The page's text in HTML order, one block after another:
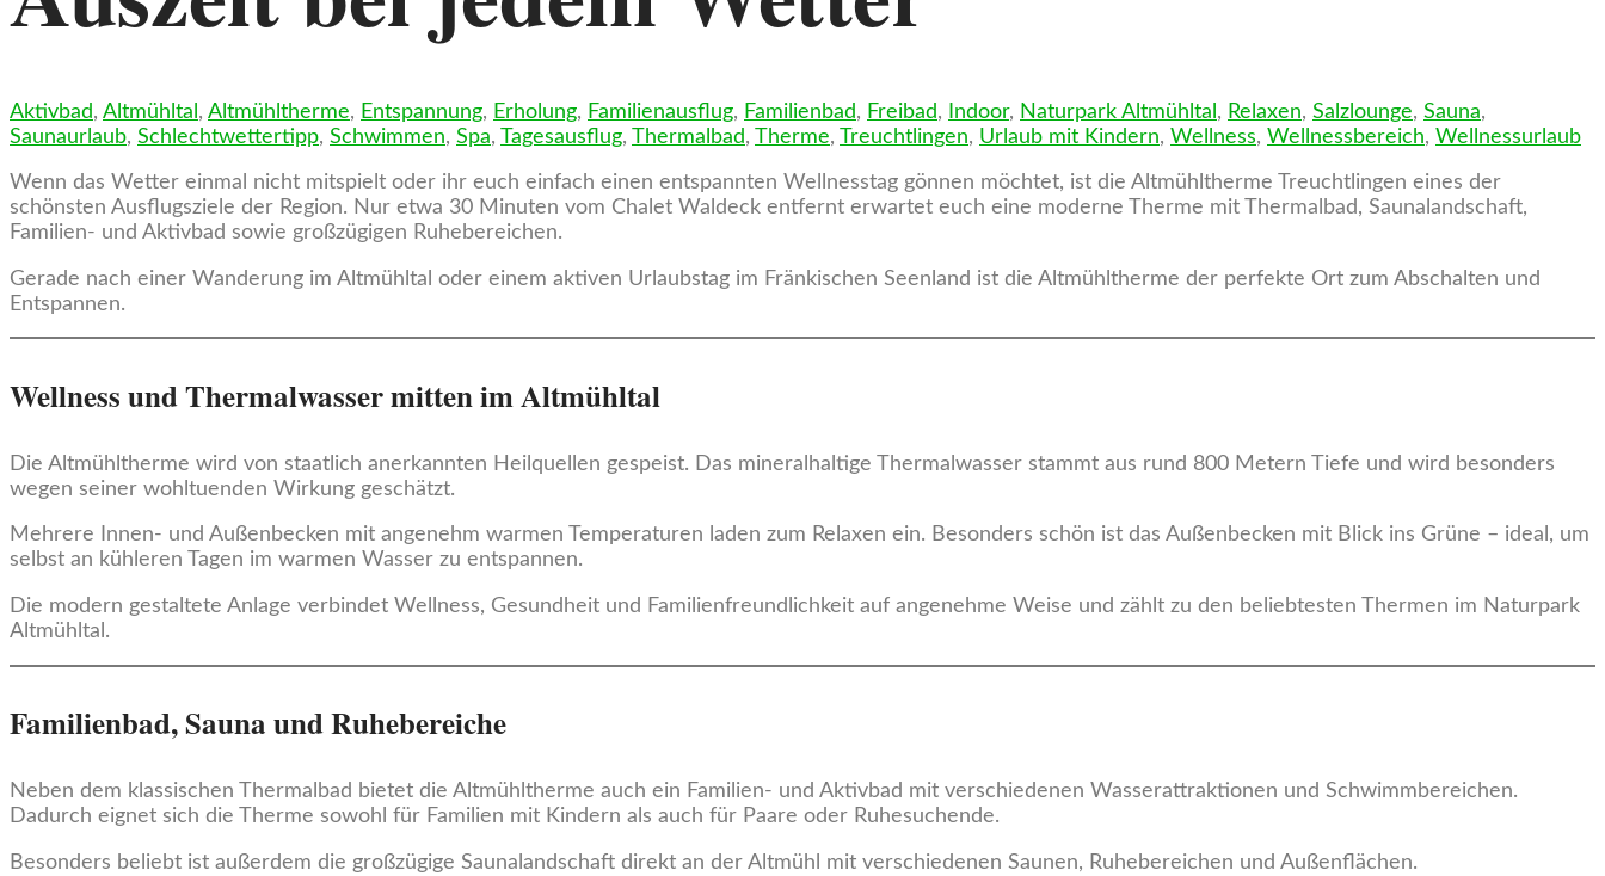
Aktivbad, Altmühltal , Altmühltherme, Entspannung, Erholung, Familienausflug, Familienbad, Freibad, Indoor, Naturpark Altmühltal , Relaxen, Salzlounge, Sauna,
Saunaurlaub, Schlechtwettertipp, Schwimmen, Spa, Tagesausflug, Thermalbad, Therme, Treuchtlingen, Urlaub mit Kindern, Wellness, Wellnessbereich, Wellnessurlaub
Wenn das Wetter einmal nicht mitspielt oder ihr euch einfach einen entspannten Wellnesstag gönnen möchtet, ist die Altmühltherme Treuchtlingen eines der
schönsten Ausflugsziele der Region. Nur etwa 30 Minuten vom Chalet Waldeck entfernt erwartet euch eine moderne Therme mit Thermalbad, Saunalandschaft,
Familien- und Aktivbad sowie großzügigen Ruhebereichen.
Gerade nach einer Wanderung im Altmühltal oder einem aktiven Urlaubstag im Fränkischen Seenland ist die Altmühltherme der perfekte Ort zum Abschalten und
Entspannen.
Wellness und Thermalwasser mitten im Altmühltal
Die Altmühltherme wird von staatlich anerkannten Heilquellen gespeist. Das mineralhaltige Thermalwasser stammt aus rund 800 Metern Tiefe und wird besonders
wegen seiner wohltuenden Wirkung geschätzt.
Mehrere Innen- und Außenbecken mit angenehm warmen Temperaturen laden zum Relaxen ein. Besonders schön ist das Außenbecken mit Blick ins Grüne – ideal, um
selbst an kühleren Tagen im warmen Wasser zu entspannen.
Die modern gestaltete Anlage verbindet Wellness, Gesundheit und Familienfreundlichkeit auf angenehme Weise und zählt zu den beliebtesten Thermen im Naturpark
Altmühltal.
Familienbad, Sauna und Ruhebereiche
Neben dem klassischen Thermalbad bietet die Altmühltherme auch ein Familien- und Aktivbad mit verschiedenen Wasserattraktionen und Schwimmbereichen.
Dadurch eignet sich die Therme sowohl für Familien mit Kindern als auch für Paare oder Ruhesuchende.
Besonders beliebt ist außerdem die großzügige Saunalandschaft direkt an der Altmühl mit verschiedenen Saunen, Ruhebereichen und Außenflächen.